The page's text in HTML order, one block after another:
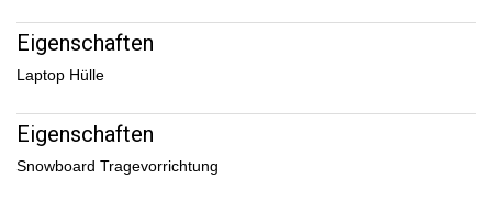
Eigenschaften
Laptop Hülle
Eigenschaften
Snowboard Tragevorrichtung